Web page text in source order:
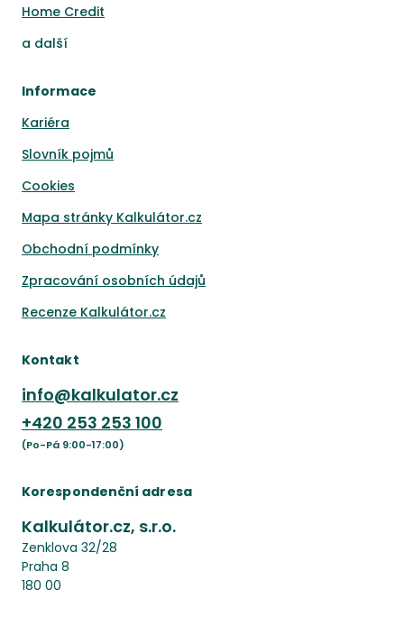
Home Credit
a další
Informace
Kariéra
Slovník pojmů
Cookies
Mapa stránky Kalkulátor.cz
Obchodní podmínky
Zpracování osobních údajů
Recenze Kalkulátor.cz
Kontakt
info@kalkulator.cz
+420 253 253 100
(Po-Pá 9:00-17:00)
Korespondenční adresa
Kalkulátor.cz, s.r.o.
Zenklova 32/28
Praha 8
180 00